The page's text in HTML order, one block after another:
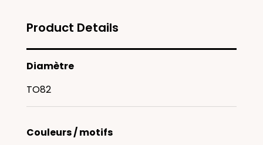
Product Details
Diamètre
TO82
Couleurs / motifs